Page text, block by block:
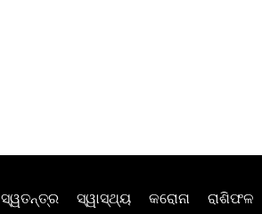
ସ୍ୱତନ୍ତ୍ର ସ୍ୱାସ୍ଥ୍ୟ କରୋନା ରାଶିଫଳ